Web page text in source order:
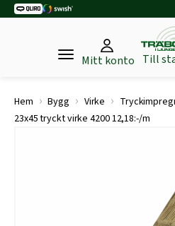
Mitt konto Till
Hem › Bygg › Virke ›
23x45 tryckt virke 4200 12,18:-/m